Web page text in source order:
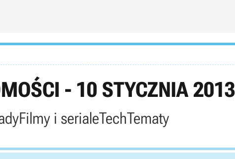
- 10 STYCZNIA 2013
Filmy i serialeTechTematy